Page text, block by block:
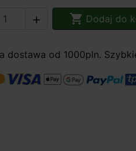
  Dodaj do
dostawa od 1000pln.